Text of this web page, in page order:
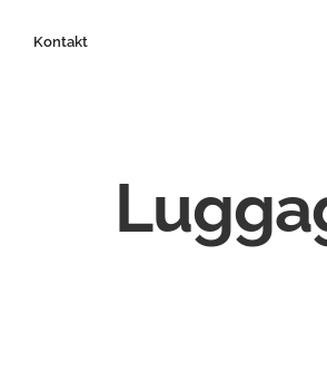
Kontakt